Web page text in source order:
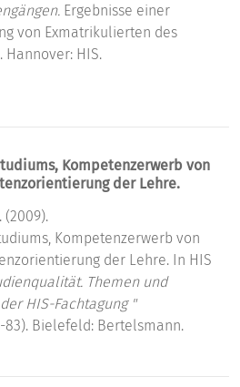
Ergebnisse einer
von Exmatrikulierten des
Hannover: HIS.
Kompetenzerwerb von
der Lehre.
(2009).
Kompetenzerwerb von
der Lehre. In HIS
Themen und
HIS-Fachtagung "
83). Bielefeld: Bertelsmann.